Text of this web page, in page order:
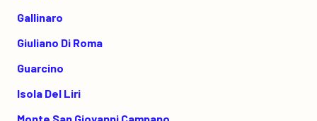
Gallinaro
Giuliano Di Roma
Guarcino
Isola Del Liri